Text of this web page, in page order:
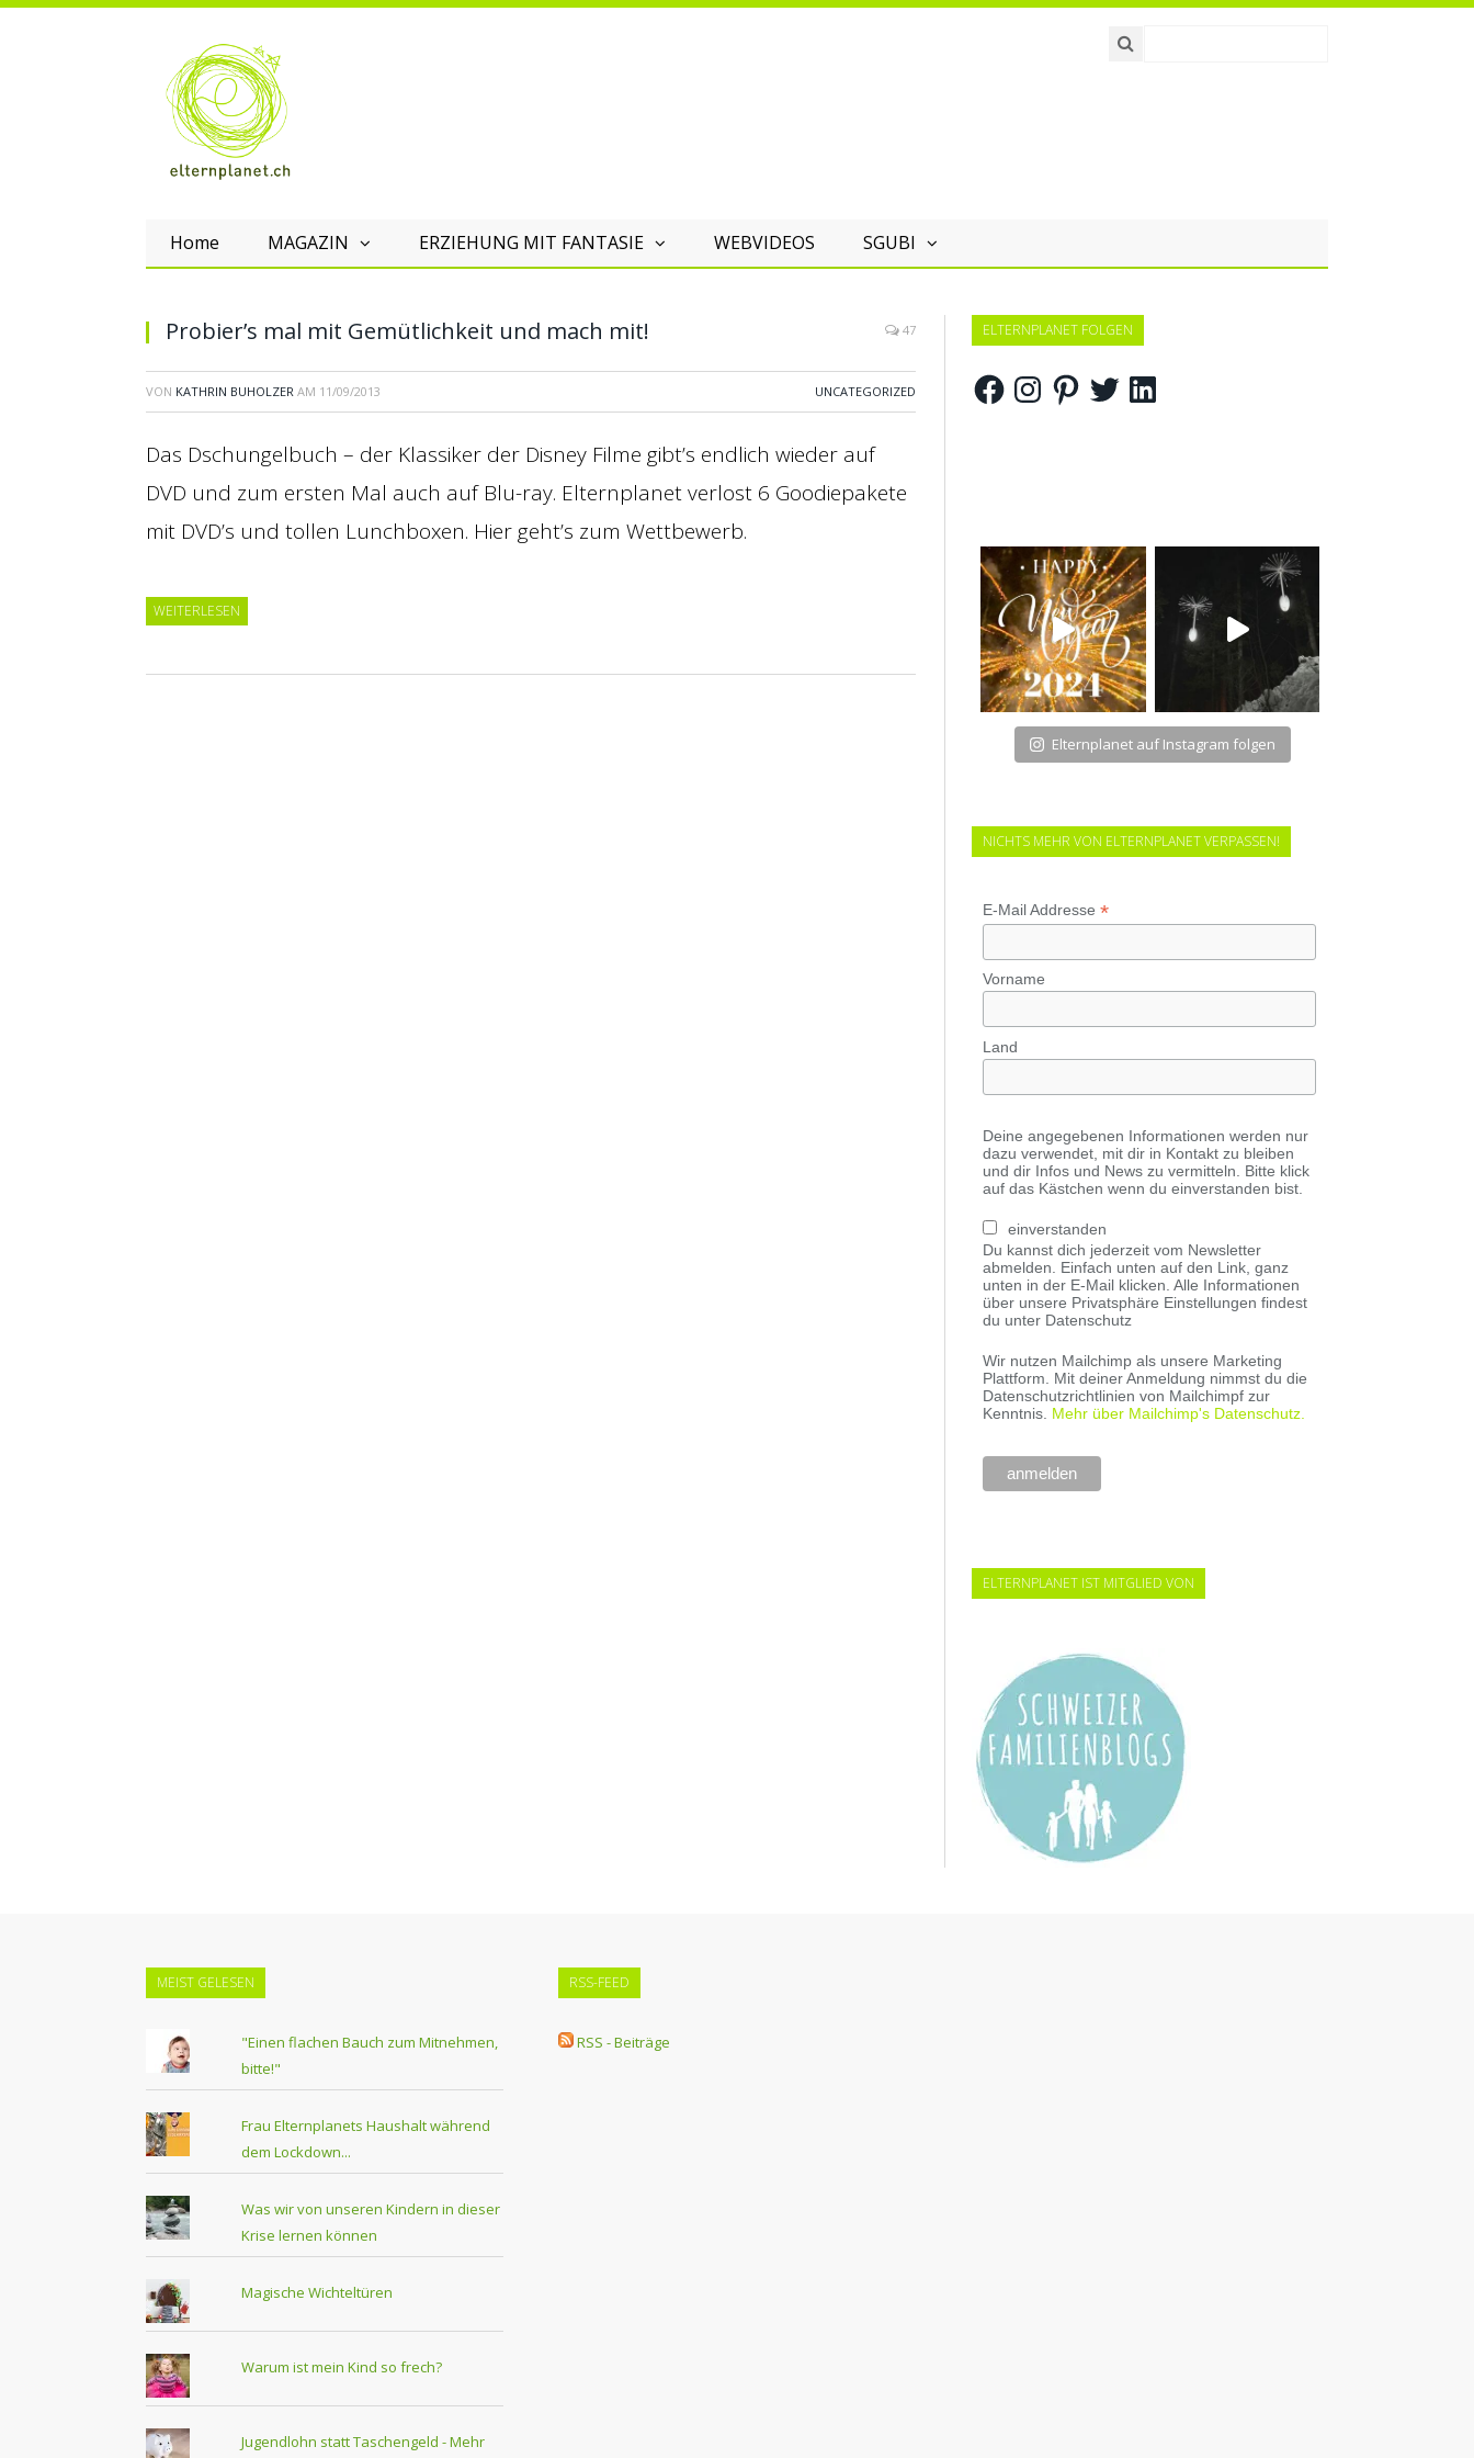
Home MAGAZIN ERZIEHUNG MIT FANTASIE WEBVIDEOS SGUBI
Probier’s mal mit Gemütlichkeit und mach mit! 47
VON KATHRIN BUHOLZER AM 11/09/2013 UNCATEGORIZED
Das Dschungelbuch – der Klassiker der Disney Filme gibt’s endlich wieder auf
DVD und zum ersten Mal auch auf Blu-ray. Elternplanet verlost 6 Goodiepakete
mit DVD’s und tollen Lunchboxen. Hier geht’s zum Wettbewerb.
WEITERLESEN
ELTERNPLANET FOLGEN
FacebookInstagramPinterestTwitterLinkedIn
Elternplanet auf Instagram folgen
NICHTS MEHR VON ELTERNPLANET VERPASSEN!
E-Mail Addresse *
Vorname
Land
Deine angegebenen Informationen werden nur
dazu verwendet, mit dir in Kontakt zu bleiben
und dir Infos und News zu vermitteln. Bitte klick
auf das Kästchen wenn du einverstanden bist.
einverstanden
Du kannst dich jederzeit vom Newsletter
abmelden. Einfach unten auf den Link, ganz
unten in der E-Mail klicken. Alle Informationen
über unsere Privatsphäre Einstellungen findest
du unter Datenschutz
Wir nutzen Mailchimp als unsere Marketing
Plattform. Mit deiner Anmeldung nimmst du die
Datenschutzrichtlinien von Mailchimpf zur
Kenntnis. Mehr über Mailchimp's Datenschutz.
ELTERNPLANET IST MITGLIED VON
MEIST GELESEN
"Einen flachen Bauch zum Mitnehmen,
bitte!"
Frau Elternplanets Haushalt während
dem Lockdown...
Was wir von unseren Kindern in dieser
Krise lernen können
Magische Wichteltüren
Warum ist mein Kind so frech?
Jugendlohn statt Taschengeld - Mehr
RSS-FEED
RSS - Beiträge